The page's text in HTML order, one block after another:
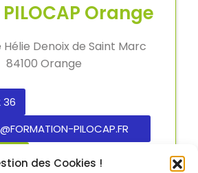
des Cookies !
Orange
Hélie Denoix de Saint Marc
84100 Orange
36
PILOCAP.FR